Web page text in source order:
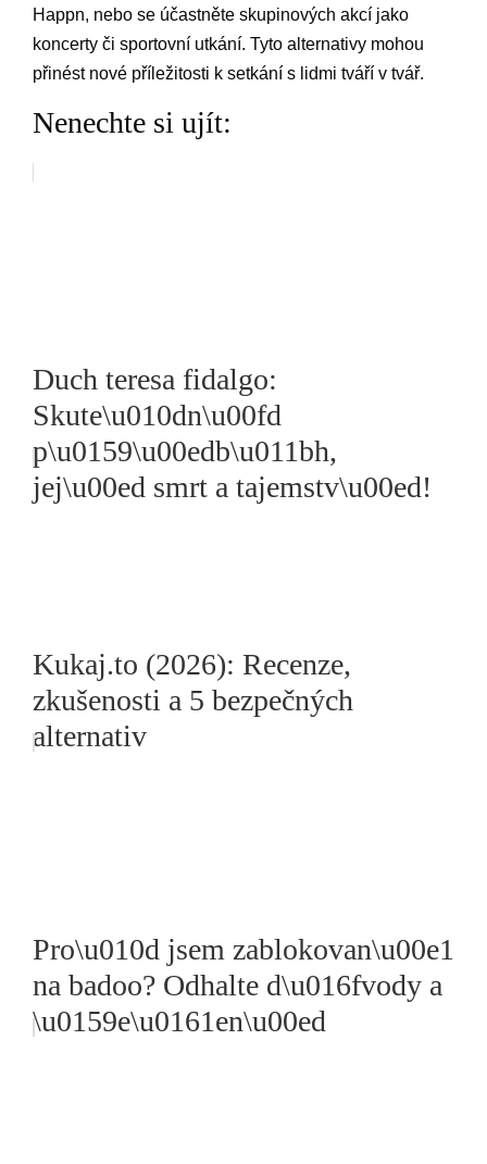
Happn, nebo se účastněte skupinových akcí jako
koncerty či sportovní utkání. Tyto alternativy mohou
přinést nové příležitosti k setkání s lidmi tváří v tvář.
Nenechte si ujít:
Duch teresa fidalgo:
Skute\u010dn\u00fd
p\u0159\u00edb\u011bh,
jej\u00ed smrt a tajemstv\u00ed!
Kukaj.to (2026): Recenze,
zkušenosti a 5 bezpečných
alternativ
Pro\u010d jsem zablokovan\u00e1
na badoo? Odhalte d\u016fvody a
\u0159e\u0161en\u00ed